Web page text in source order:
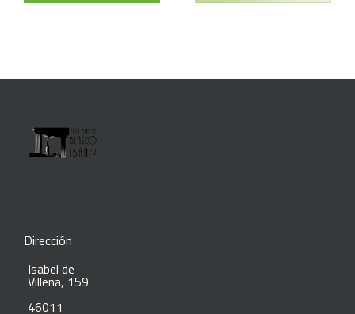
Dirección
Isabel de
Villena, 159
46011